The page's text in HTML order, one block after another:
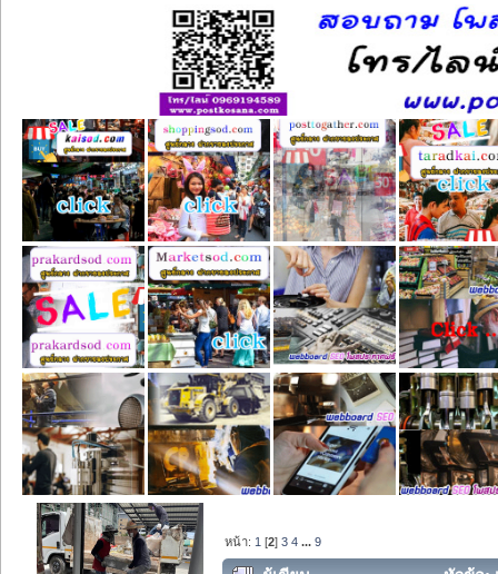
หน้า: 1 [2]3 4 ...9